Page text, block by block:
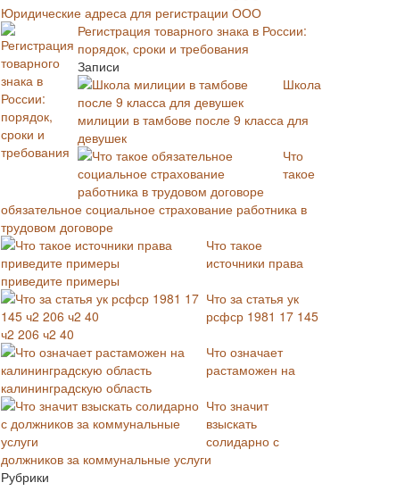
Юридические адреса для регистрации ООО
Регистрация товарного знака в России:
порядок, сроки и требования
Записи
Школа
милиции в тамбове после 9 класса для
девушек
Что
такое
обязательное социальное страхование работника в
трудовом договоре
Что такое
источники права
приведите примеры
Что за статья ук
рсфср 1981 17 145
ч2 206 ч2 40
Что означает
растаможен на
калининградскую область
Что значит
взыскать
солидарно с
должников за коммунальные услуги
Рубрики